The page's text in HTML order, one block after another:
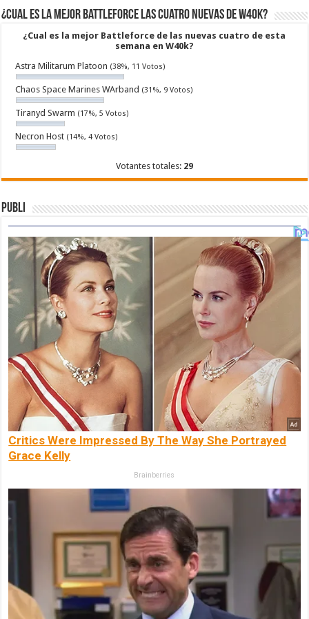
¿Cual es la mejor Battleforce las cuatro nuevas de W40k?
¿Cual es la mejor Battleforce de las nuevas cuatro de esta
semana en W40k?
Astra Militarum Platoon (38%, 11 Votos)
Chaos Space Marines WArband (31%, 9 Votos)
Tiranyd Swarm (17%, 5 Votos)
Necron Host (14%, 4 Votos)
Votantes totales: 29
Publi
Critics Were Impressed By The Way She Portrayed
Grace Kelly
Brainberries